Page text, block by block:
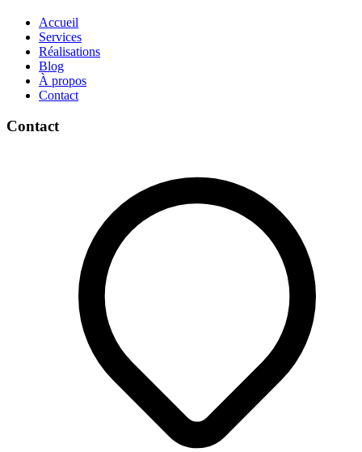
Accueil
Services
Réalisations
Blog
À propos
Contact
Contact